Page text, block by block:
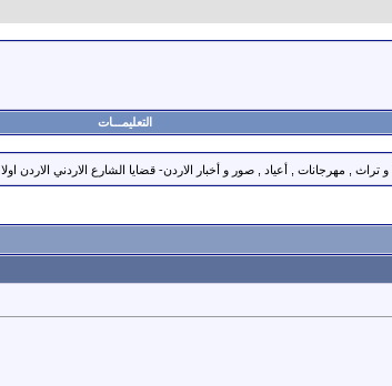
التعليمـــات
, مهرجانات , أعياد , صور و أخبار الاردن- قضايا الشارع الاردني الاردن اولا